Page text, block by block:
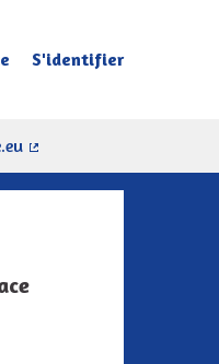
wählen
S'identifier